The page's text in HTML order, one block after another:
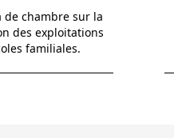
de chambre sur la
des exploitations
familiales.